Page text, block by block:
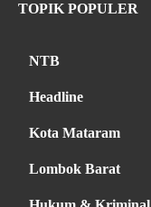
TOPIK POPULER
NTB
Headline
Kota Mataram
Lombok Barat